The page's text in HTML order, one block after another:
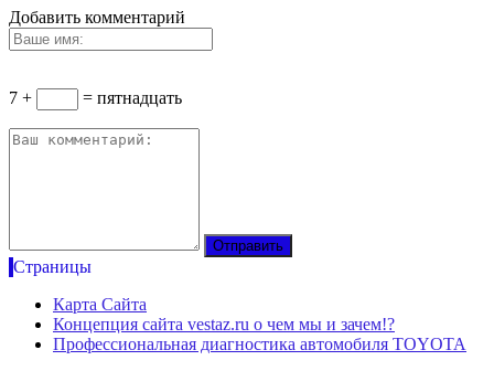
Добавить комментарий
7 + = пятнадцать
Страницы
Карта Сайта
Концепция сайта vestaz.ru о чем мы и зачем!?
Профессиональная диагностика автомобиля TOYOTA